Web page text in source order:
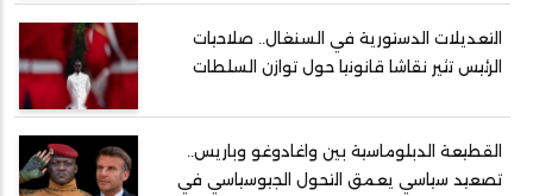
التعديلات الدستورية في السنغال.. صلاحيات
الرئيس تثير نقاشا قانونيا حول توازن السلطات
القطيعة الدبلوماسية بين واغادوغو وباريس..
تصعيد سياسي يعمق التحول الجيوسياسي في